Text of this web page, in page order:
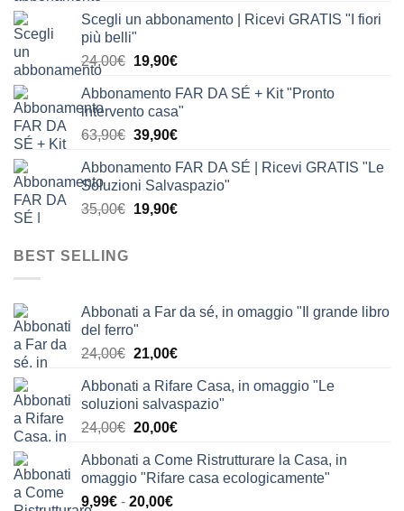
originale
24,00€.
attuale
19,90€.
Scegli un abbonamento | Ricevi GRATIS "I fiori
più belli"
24,00€ Il
originale
era:
24,00€.
19,90€Il
attuale
è:
19,90€.
Abbonamento FAR DA SÉ + Kit "Pronto
intervento casa"
63,90€ Il
originale
era:
63,90€.
39,90€Il
attuale
è:
39,90€.
Abbonamento FAR DA SÉ | Ricevi GRATIS "Le
Soluzioni Salvaspazio"
35,00€ Il
19,90€Il
BEST SELLING
Abbonati a Far da sé, in omaggio "Il grande libro
del ferro"
24,00€ Il
originale
era:
24,00€.
21,00€Il
attuale
è:
21,00€.
Abbonati a Rifare Casa, in omaggio "Le
soluzioni salvaspazio"
24,00€ Il
originale
era:
24,00€.
20,00€Il
attuale
è:
Abbonati a Come Ristrutturare la Casa, in
omaggio "Rifare casa ecologicamente"
9,99€ - 20,00€Fascia